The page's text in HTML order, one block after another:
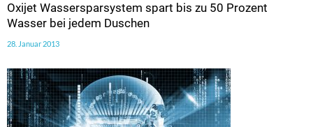
Oxijet Wassersparsystem spart bis zu 50 Prozent
Wasser bei jedem Duschen
28. Januar 2013